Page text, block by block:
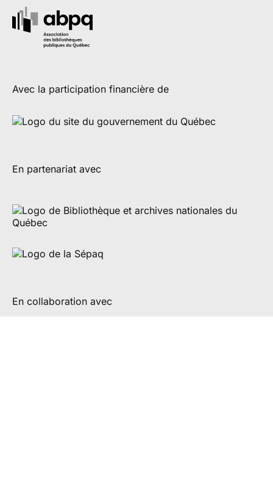
Avec la participation financière de
En partenariat avec
En collaboration avec